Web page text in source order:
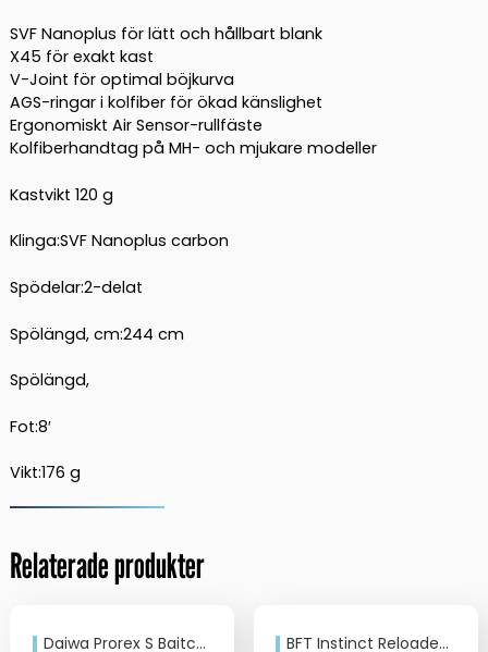
SVF Nanoplus för lätt och hållbart blank
X45 för exakt kast
V-Joint för optimal böjkurva
AGS-ringar i kolfiber för ökad känslighet
Ergonomiskt Air Sensor-rullfäste
Kolfiberhandtag på MH- och mjukare modeller
Kastvikt 120 g
Klinga:SVF Nanoplus carbon
Spödelar:2-delat
Spölängd, cm:244 cm
Spölängd,
Fot:8′
Vikt:176 g
Relaterade produkter
Daiwa Prorex S Baitcast (multi) 8’0” 120g PXS802XHFB-BS BFT Instinct Reloaded 7,4 Perch Versatail 7-25gr